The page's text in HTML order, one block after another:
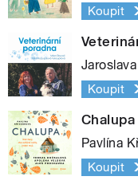
Koupit
Koupit
Chalupa
Pavlína
Koupit